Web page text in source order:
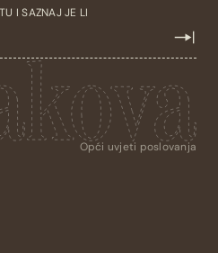
I SAZNAJ JE LI
Opći uvjeti poslovanja